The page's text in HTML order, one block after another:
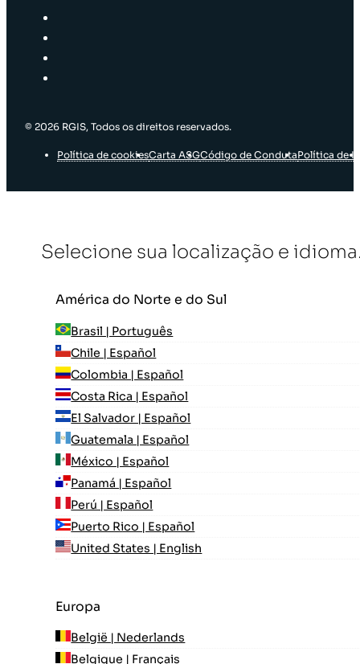
© 2026 RGIS, Todos os direitos reservados.
Política de cookiesCarta ASGCódigo de CondutaPolítica de
Selecione sua localização e
América do Norte e do Sul
Brasil | Português
Chile | Español
Colombia | Español
Costa Rica | Español
El Salvador | Español
Guatemala | Español
México | Español
Panamá | Español
Perú | Español
Puerto Rico | Español
United States | English
Europa
België | Nederlands
Belgique | Français